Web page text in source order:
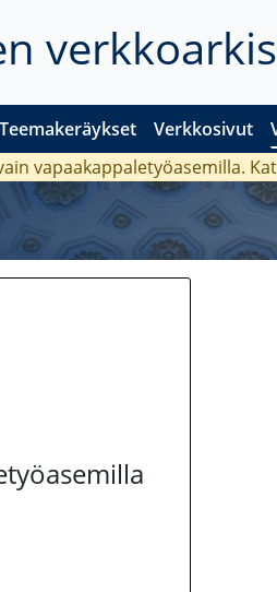
Teemakeräykset Verkkosivut
vapaakappaletyöasemilla.